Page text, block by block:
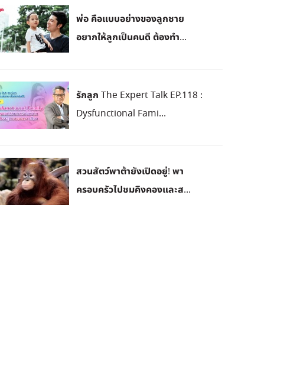
พ่อ คือแบบอย่างของลูกชาย
อยากให้ลูกเป็นคนดี ต้องทำ...
รักลูก The Expert Talk EP.118 :
Dysfunctional Fami...
สวนสัตว์พาต้ายังเปิดอยู่! พา
ครอบครัวไปชมคิงคองและส...